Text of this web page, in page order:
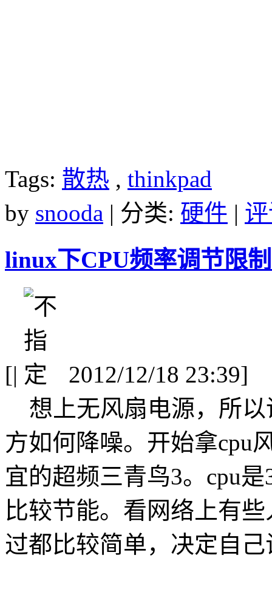
Tags: 散热 , thinkpad
by snooda | 分类: 硬件 |
linux下CPU频率调节限
[|
2012/12/18 23:39]
想上无风扇电源，所以
方如何降噪。开始拿cpu
宜的超频三青鸟3。cpu是
比较节能。看网络上有
过都比较简单，决定自